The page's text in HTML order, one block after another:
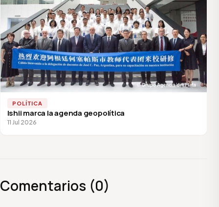
POLÍTICA
Ishii marca la agenda geopolítica
11 Jul 2026
Comentarios (0)